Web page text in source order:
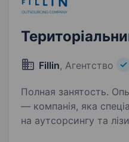
Fillin, Агентство
Полная занятость. Опыт
— компанія, яка
на аутсорсингу та